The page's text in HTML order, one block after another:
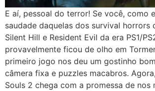
E aí, pessoal do terror! Se você, como
saudade daquelas dos survival horrors
Silent Hill e Resident Evil da era PS1/
provavelmente ficou de olho em
primeiro jogo nos deu um gostinho
câmera fixa e puzzles macabros.
Souls 2 chega com a promessa de nos